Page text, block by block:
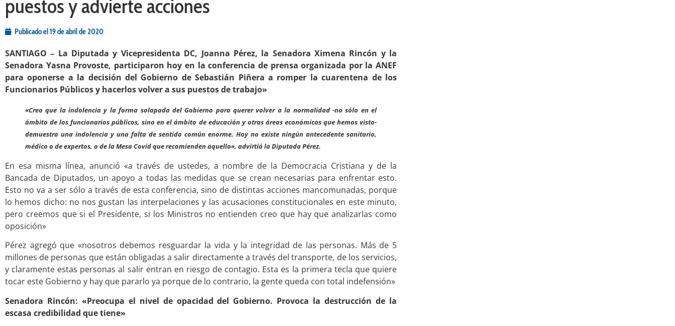
puestos y advierte acciones
Publicado el19 de abril de 2020
SANTIAGO – La Diputada y Vicepresidenta DC, Joanna Pérez, la Senadora Ximena Rincón y la
Senadora Yasna Provoste, participaron hoy en la conferencia de prensa organizada por la ANEF
para oponerse a la decisión del Gobierno de Sebastián Piñera a romper la cuarentena de los
Funcionarios Públicos y hacerlos volver a sus puestos de trabajo»
«Creo que la indolencia y la forma solapada del Gobierno para querer volver a la normalidad -no sólo en el
ámbito de los funcionarios públicos, sino en el ámbito de educación y otras áreas económicas que hemos visto-
demuestra una indolencia y una falta de sentido común enorme. Hoy no existe ningún antecedente sanitario,
médico o de expertos, o de la Mesa Covid que recomienden aquello», advirtió la Diputada Pérez.
En esa misma línea, anunció «a través de ustedes, a nombre de la Democracia Cristiana y de la
Bancada de Diputados, un apoyo a todas las medidas que se crean necesarias para enfrentar esto.
Esto no va a ser sólo a través de esta conferencia, sino de distintas acciones mancomunadas, porque
lo hemos dicho: no nos gustan las interpelaciones y las acusaciones constitucionales en este minuto,
pero creemos que si el Presidente, si los Ministros no entienden creo que hay que analizarlas como
oposición»
Pérez agregó que «nosotros debemos resguardar la vida y la integridad de las personas. Más de 5
millones de personas que están obligadas a salir directamente a través del transporte, de los servicios,
y claramente estas personas al salir entran en riesgo de contagio. Esta es la primera tecla que quiere
tocar este Gobierno y hay que pararlo ya porque de lo contrario, la gente queda con total indefensión»
Senadora Rincón: «Preocupa el nivel de opacidad del Gobierno. Provoca la destrucción de la
escasa credibilidad que tiene»